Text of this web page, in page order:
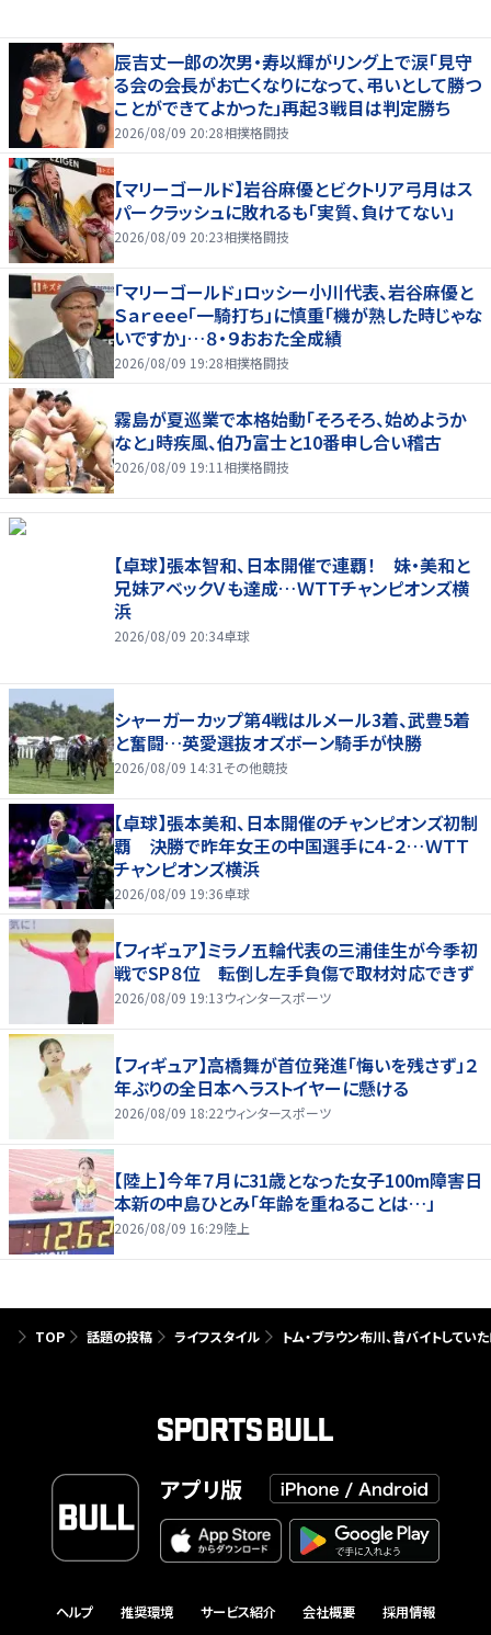
辰吉丈一郎の次男・寿以輝がリング上で涙「見守
る会の会長がお亡くなりになって、弔いとして勝つ
ことができてよかった」再起３戦目は判定勝ち
2026/08/09 20:28相撲格闘技
【マリーゴールド】岩谷麻優とビクトリア弓月はス
パークラッシュに敗れるも「実質、負けてない」
2026/08/09 20:23相撲格闘技
「マリーゴールド」ロッシー小川代表、岩谷麻優と
Ｓａｒｅｅｅ「一騎打ち」に慎重「機が熟した時じゃな
いですか」…８・９おおた全成績
2026/08/09 19:28相撲格闘技
霧島が夏巡業で本格始動「そろそろ、始めようか
なと」時疾風、伯乃富士と10番申し合い稽古
2026/08/09 19:11 相撲格闘技
【卓球】張本智和、日本開催で連覇！ 妹・美和と
兄妹アベックＶも達成…ＷＴＴチャンピオンズ横
浜
2026/08/09 20:34卓球
シャーガーカップ第4戦はルメール3着、武豊5着
と奮闘…英愛選抜オズボーン騎手が快勝
2026/08/09 14:31 その他競技
【卓球】張本美和、日本開催のチャンピオンズ初制
覇 決勝で昨年女王の中国選手に４-２…ＷＴＴ
チャンピオンズ横浜
2026/08/09 19:36卓球
【フィギュア】ミラノ五輪代表の三浦佳生が今季初
戦でSP８位 転倒し左手負傷で取材対応できず
2026/08/09 19:13ウィンタースポーツ
【フィギュア】高橋舞が首位発進「悔いを残さず」２
年ぶりの全日本へラストイヤーに懸ける
2026/08/09 18:22ウィンタースポーツ
【陸上】今年７月に31歳となった女子100m障害日
本新の中島ひとみ「年齢を重ねることは…」
2026/08/09 16:29陸上
TOP 話題の投稿 ライフスタイル トム・ブラウン布川、昔バイトしてい
アプリ版
ヘルプ 推奨環境 サービス紹介 会社概要 採用情報